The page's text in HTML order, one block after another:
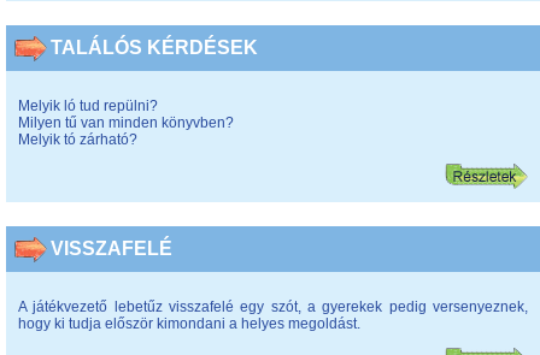
TALÁLÓS KÉRDÉSEK
Melyik ló tud repülni?
Milyen tű van minden könyvben?
Melyik tó zárható?
VISSZAFELÉ
A játékvezető lebetűz visszafelé egy szót, a gyerekek pedig versenyeznek,
hogy ki tudja először kimondani a helyes megoldást.